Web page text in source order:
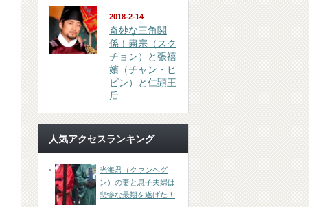
2018-2-14
奇妙な三角関
係！粛宗（スク
チョン）と張禧
嬪（チャン・ヒ
ビン）と仁顕王
后
人気アクセスランキング
光海君（クァンヘグ
ン）の妻と息子夫婦は
悲惨な最期を遂げた！